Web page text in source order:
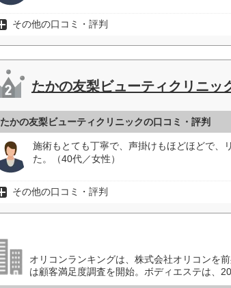
その他の口コミ・評判
たかの友梨ビューティクリニッ
たかの友梨ビューティクリニックの口コミ・評判
施術もとても丁寧で、声掛けもほどほどで、
た。（40代／女性）
その他の口コミ・評判
オリコンランキングは、株式会社オリコンを
は顧客満足度調査を開始。ボディエステは、